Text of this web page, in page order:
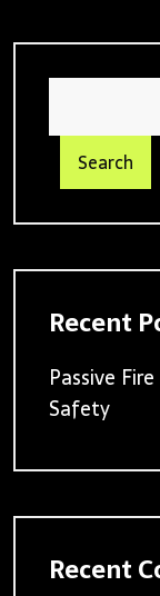
Search
Recent
Passive
Safety
Recent